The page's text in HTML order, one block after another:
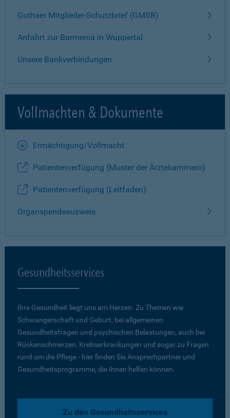
Gothaer Mitglieder-Schutzbrief (GMSB)
Anfahrt zur Barmenia in Wuppertal
Unsere Bankverbindungen
Vollmachten & Dokumente
Ermächtigung/Vollmacht
Patientenverfügung (Muster der Ärztekammern)
Patientenverfügung (Leitfaden)
Organspendeausweis
Gesundheitsservices
Ihre Gesundheit liegt uns am Herzen. Zu Themen wie
Schwangerschaft und Geburt, bei allgemeinen
Gesundheitsfragen und psychischen Belastungen, auch bei
Rückenschmerzen, Krebserkrankungen und sogar zu Fragen
rund um die Pflege - hier finden Sie Ansprechpartner und
Gesundheitsprogramme, die Ihnen helfen können.
Zu den Gesundheitsservices